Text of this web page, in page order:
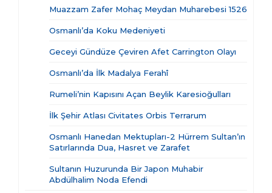
Muazzam Zafer Mohaç Meydan Muharebesi 1526
Osmanlı’da Koku Medeniyeti
Geceyi Gündüze Çeviren Afet Carrington Olayı
Osmanlı’da İlk Madalya Ferahî
Rumeli’nin Kapısını Açan Beylik Karesioğulları
İlk Şehir Atlası Civitates Orbis Terrarum
Osmanlı Hanedan Mektupları-2 Hürrem Sultan’ın
Satırlarında Dua, Hasret ve Zarafet
Sultanın Huzurunda Bir Japon Muhabir
Abdülhalim Noda Efendi